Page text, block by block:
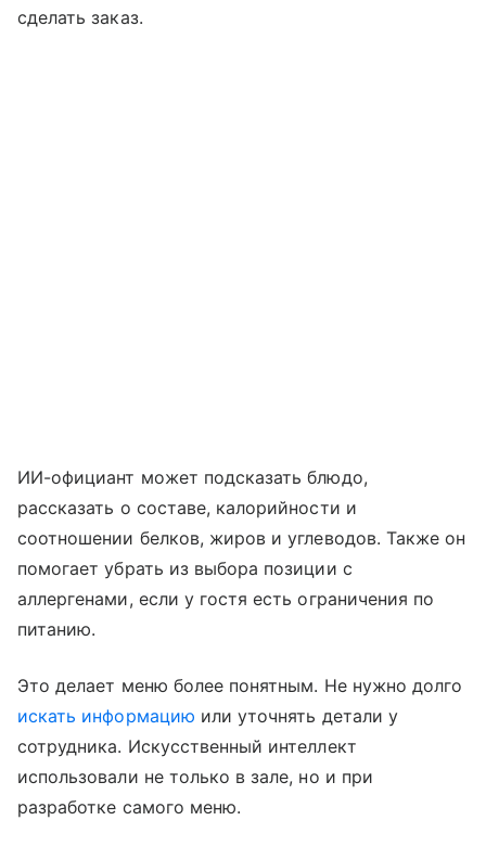
сделать заказ.
ИИ-официант может подсказать блюдо,
рассказать о составе, калорийности и
соотношении белков, жиров и углеводов. Также он
помогает убрать из выбора позиции с
аллергенами, если у гостя есть ограничения по
питанию.
Это делает меню более понятным. Не нужно долго
искать информацию или уточнять детали у
сотрудника. Искусственный интеллект
использовали не только в зале, но и при
разработке самого меню.